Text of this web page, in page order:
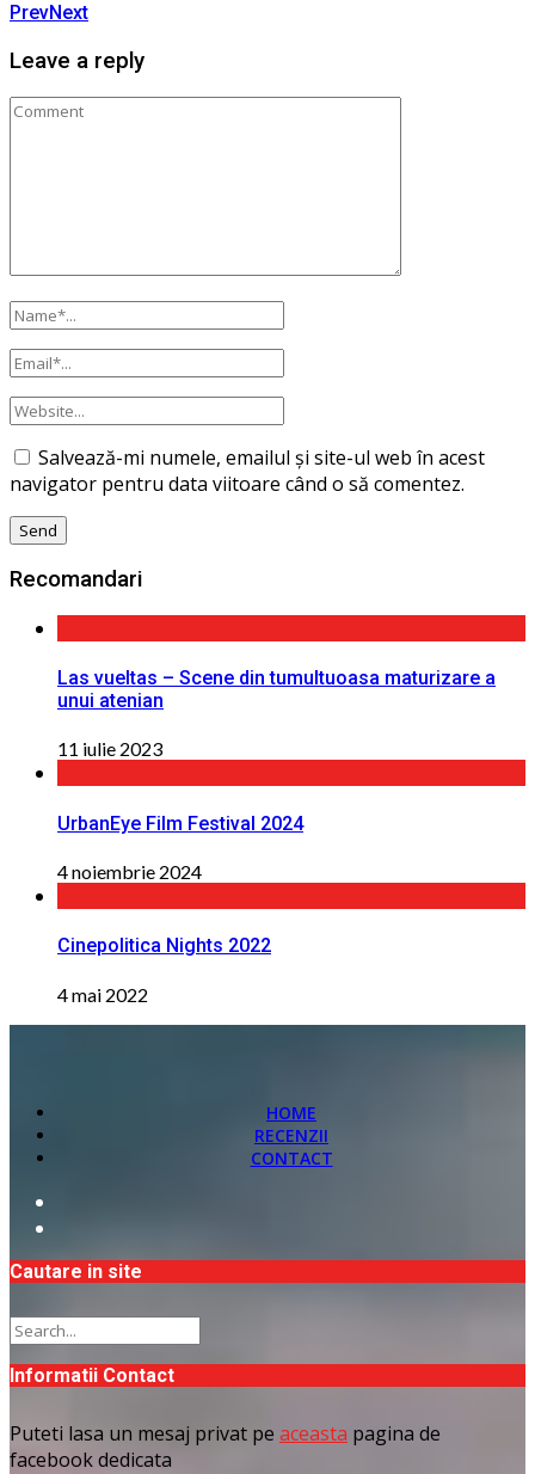
PrevNext
Leave a reply
Salvează-mi numele, emailul și site-ul web în acest
navigator pentru data viitoare când o să comentez.
Recomandari
Las vueltas – Scene din tumultuoasa maturizare a
unui atenian
11 iulie 2023
UrbanEye Film Festival 2024
4 noiembrie 2024
Cinepolitica Nights 2022
4 mai 2022
HOME
RECENZII
CONTACT
Cautare in site
Informatii Contact
Puteti lasa un mesaj privat pe aceasta pagina de
facebook dedicata